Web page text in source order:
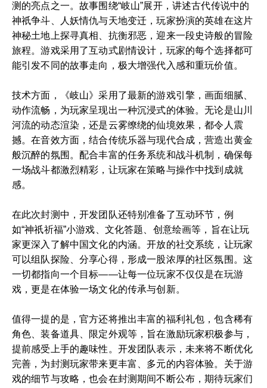
测的亮点之一。故事围绕“岐山”展开，讲述古代传说中的
神祇争斗、人妖情仇与天地变迁，玩家扮演的英雄在这片
神秘土地上探寻真相、抗衡邪恶，迎来一段史诗般的冒险
旅程。游戏采用了互动式剧情设计，玩家的每个选择都可
能引发不同的故事走向，极大增强代入感和重玩价值。
技术方面，《岐山》采用了最新的游戏引擎，画面细腻、
动作流畅，为玩家呈现出一种沉浸式的体验。无论是山川
河流的动态渲染，还是云雾缭绕的仙境效果，都令人震
撼。在音效方面，结合传统乐器与现代合成，营造出黄金
般沉醉的氛围。配合丰富的任务系统和战斗机制，确保每
一场战斗都激烈精彩，让玩家在策略与操作中找到成就
感。
在此次封测中，开发团队还特别准备了互动环节，例
如“神祇祈福”小游戏、文化答题、创意绘画等，旨在让玩
家更深入了解中国文化的内涵。开放的社交系统，让玩家
可以组队探险、分享心得，形成一股浓厚的社区氛围。这
一切都指向一个目标——让每一位玩家不仅仅是在玩游
戏，更是在体验一场文化的传承与创新。
值得一提的是，官方还将推出丰富的福利礼包，包含稀有
角色、装备道具、限定外观等，旨在激励玩家积极参与，
提前感受上手的趣味性。开发团队表示，未来将不断优化
完善，为封测玩家带来更丰富、多元的内容体验。关于游
戏的细节与攻略，也会在封测期间不断公布，期待玩家们